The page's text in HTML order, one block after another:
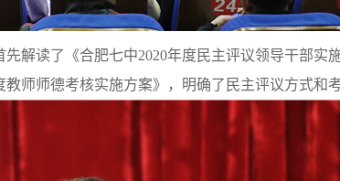
先解读了《合肥七中2020年度民主评议领导干部实
教师师德考核实施方案》，明确了民主评议方式和考